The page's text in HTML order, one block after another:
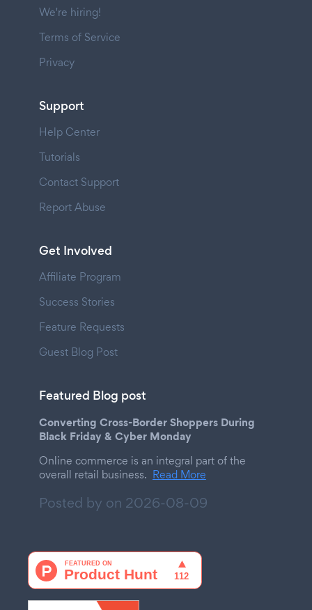
We're hiring!
Terms of Service
Privacy
Support
Help Center
Tutorials
Contact Support
Report Abuse
Get Involved
Affiliate Program
Success Stories
Feature Requests
Guest Blog Post
Featured Blog post
Converting Cross-Border Shoppers During
Black Friday & Cyber Monday
Online commerce is an integral part of the
overall retail business. Read More
Posted by on 2026-08-09